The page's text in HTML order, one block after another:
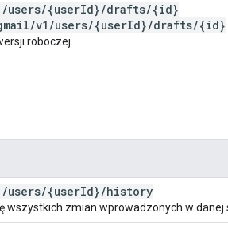
/users/{userId}/drafts/{id}
/v1 /users/{userId}/drafts/{id}
roboczej.
/users/{userId}/history
wszystkich zmian wprowadzonych w danej